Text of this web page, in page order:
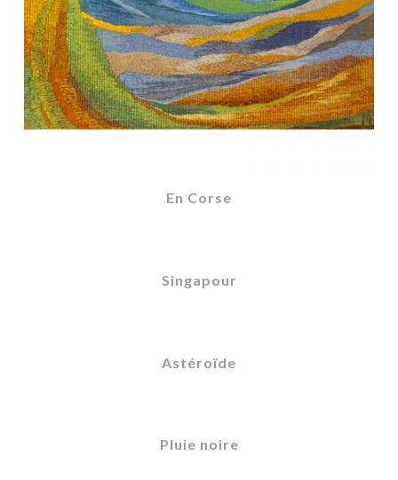
En Corse
Singapour
Astéroïde
Pluie noire